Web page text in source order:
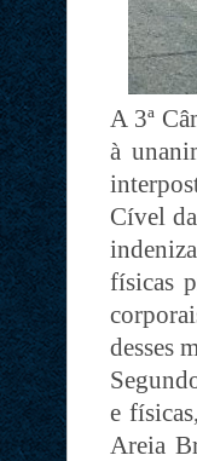
A 3ª
à
Cível
físicas
desses
e
Areia